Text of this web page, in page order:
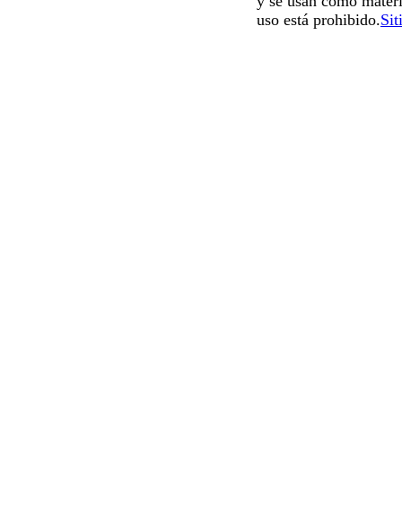
uso está prohibido.